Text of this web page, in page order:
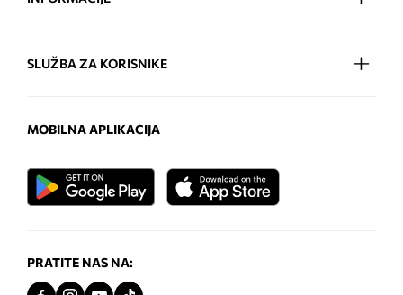
SLUŽBA ZA KORISNIKE
MOBILNA APLIKACIJA
PRATITE NAS NA: